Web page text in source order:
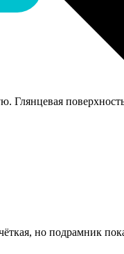
Глянцевая
но подрамник